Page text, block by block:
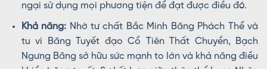
ngại sử dụng mọi phương tiện để đạt được điều đó.
Khả năng: Nhờ tư chất Bắc Minh Băng Phách Thể và
tu vi Băng Tuyết đạo Cổ Tiên Thất Chuyển, Bạch
Ngưng Băng sở hữu sức mạnh to lớn và khả năng điều